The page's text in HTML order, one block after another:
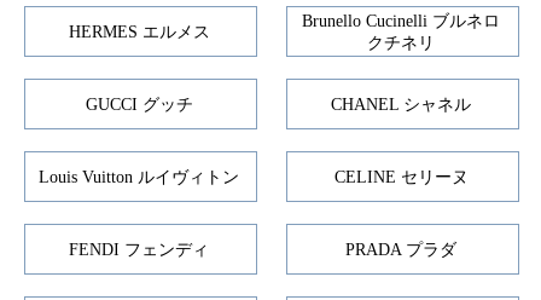
HERMES エルメス
Brunello Cucinelli ブルネロ
クチネリ
GUCCI グッチ CHANEL シャネル
Louis Vuitton ルイヴィトン CELINE セリーヌ
FENDI フェンディ PRADA プラダ